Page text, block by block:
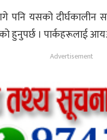
पनि यसको
हुनुपर्छ । पार्कहरूलाई